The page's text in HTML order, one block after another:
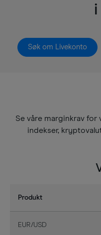
Søk om Livekonto
Se våre marginkrav
indekser,
Produkt
EUR/USD